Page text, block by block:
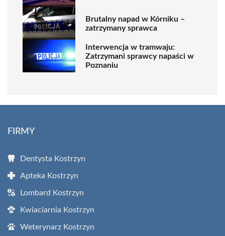
Brutalny napad w Kórniku –
zatrzymany sprawca
Interwencja w tramwaju:
Zatrzymani sprawcy napaści w
Poznaniu
FIRMY
Dentysta Kostrzyn
Apteka Kostrzyn
Lombard Kostrzyn
Kwiaciarnia Kostrzyn
Weterynarz Kostrzyn